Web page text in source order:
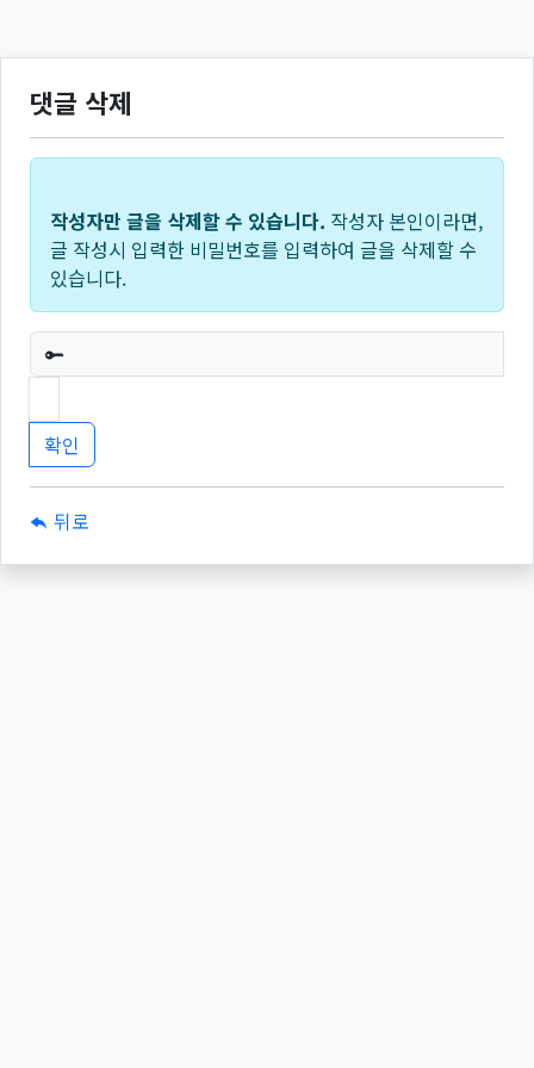
댓글 삭제
작성자만 글을 삭제할 수 있습니다. 작성자 본인이라면,
글 작성시 입력한 비밀번호를 입력하여 글을 삭제할 수
있습니다.
필수
뒤로